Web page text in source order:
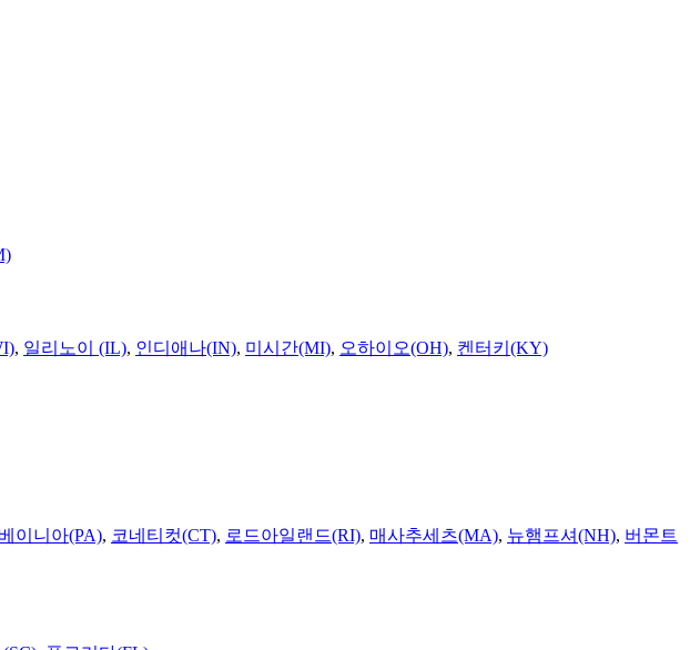
, 일리노이 (IL), 인디애나(IN), 미시간(MI), 오하이오(OH), 켄터키(KY)
이니아(PA), 코네티컷(CT), 로드아일랜드(RI), 매사추세츠(MA), 뉴햄프셔(NH), 버몬트